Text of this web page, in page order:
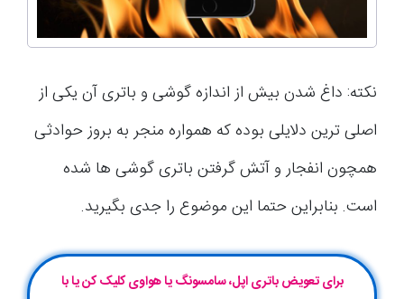
نکته: داغ شدن بیش از اندازه گوشی و باتری آن یکی از
اصلی ترین دلایلی بوده که همواره منجر به بروز حوادثی
همچون انفجار و آتش گرفتن باتری گوشی ها شده
است. بنابراین حتما این موضوع را جدی بگیرید.
برای تعویض باتری اپل، سامسونگ یا هواوی کلیک کن یا با